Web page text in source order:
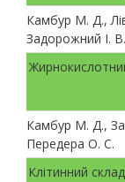
Камбур М. Д.,
Задорожний І. В.
Камбур М. Д.,
Передера О. С.
Клітинний